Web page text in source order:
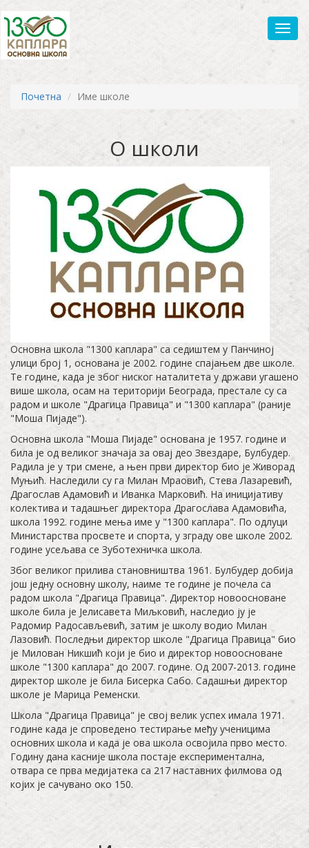
Почетна Име школе
О школи
Основна школа "1300 каплара" са седиштем у Панчиној
улици број 1, основана је 2002. године спајањем две школе.
Те године, када је због ниског наталитета у држави угашено
више школа, осам на територији Београда, престале су са
радом и школе "Драгица Правица" и "1300 каплара" (раније
"Моша Пијаде").
Основна школа "Моша Пијаде" основана је 1957. године и
била је од великог значаја за овај део Звездаре, Булбудер.
Радила је у три смене, а њен први директор био је Живорад
Муњић. Наследили су га Милан Мраовић, Стева Лазаревић,
Драгослав Адамовић и Иванка Марковић. На иницијативу
колектива и тадашњег директора Драгослава Адамовића,
школа 1992. године мења име у "1300 каплара". По одлуци
Министарства просвете и спорта, у зграду ове школе 2002.
године усељава се Зуботехничка школа.
Због великог прилива становништва 1961. Булбудер добија
још једну основну школу, наиме те године је почела са
радом школа "Драгица Правица". Дирeктор новоосноване
школе била је Јелисавета Миљковић, наследио ју је
Радомир Радосављевић, затим је школу водио Милан
Лазовић. Последњи директор школе "Драгица Правица" био
је Милован Никшић који је био и директор новоосноване
школе "1300 каплара" до 2007. године. Од 2007-2013. године
директор школе је била Бисерка Сабо. Садашњи директор
школе је Марица Ременски.
Школа "Драгица Правица" је свој велик успех имала 1971.
године када је спроведено тестирање међу ученицима
основних школа и када је ова школа освoјила прво место.
Годину дана касније школа постаје експериментална,
отвара се прва медијатека са 217 наставних филмова од
којих је сачувано око 150.